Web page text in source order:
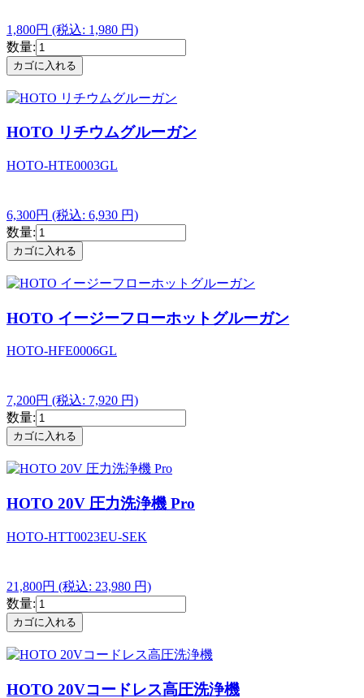
1,800円 (税込: 1,980 円)
数量:
HOTO リチウムグルーガン
HOTO-HTE0003GL
6,300円 (税込: 6,930 円)
数量:
HOTO イージーフローホットグルーガン
HOTO-HFE0006GL
7,200円 (税込: 7,920 円)
数量:
HOTO 20V 圧力洗浄機 Pro
HOTO-HTT0023EU-SEK
21,800円 (税込: 23,980 円)
数量:
HOTO 20Vコードレス高圧洗浄機